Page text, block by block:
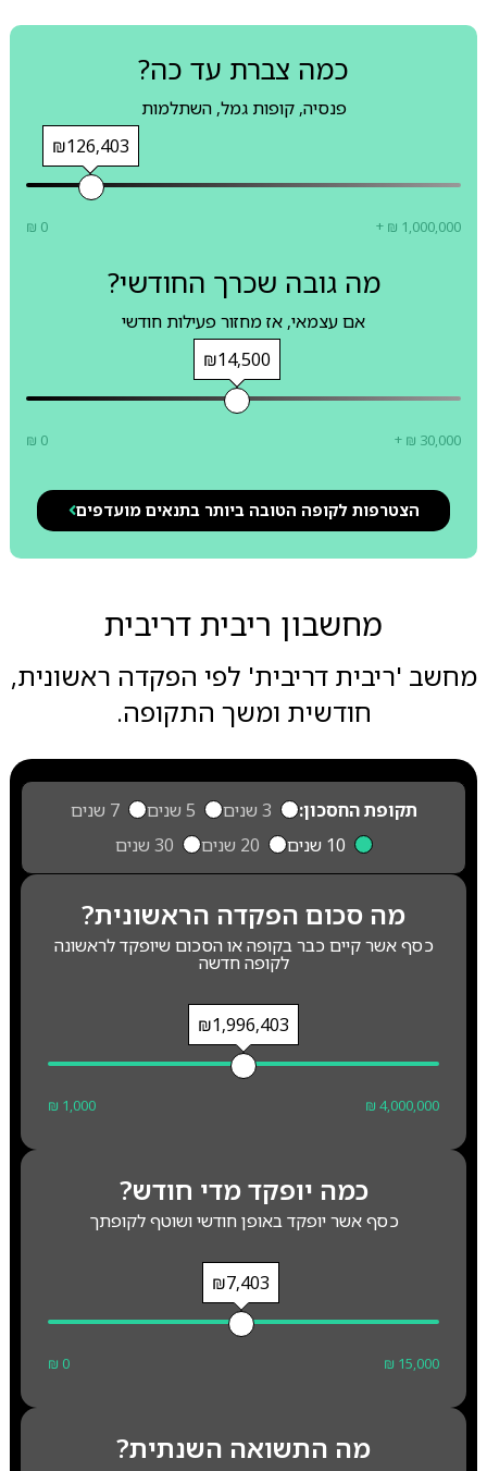
כמה צברת עד כה?
פנסיה, קופות גמל, השתלמות
₪126,403
₪ 0 + ₪ 1,000,000
מה גובה שכרך החודשי?
אם עצמאי, אז מחזור פעילות חודשי
₪14,500
₪ 0 + ₪ 30,000
הצטרפות לקופה הטובה ביותר בתנאים מועדפים
מחשבון ריבית דריבית
מחשב 'ריבית דריבית' לפי הפקדה ראשונית,
חודשית ומשך התקופה.
תקופת החסכון: 3 שנים 5 שנים
7 שנים
10 שנים
20 שנים 30 שנים
מה סכום הפקדה הראשונית?
כסף אשר קיים כבר בקופה או הסכום שיופקד לראשונה
לקופה חדשה
₪1,996,403
₪ 1,000 ₪ 4,000,000
כמה יופקד מדי חודש?
כסף אשר יופקד באופן חודשי ושוטף לקופתך
₪7,403
₪ 0 ₪ 15,000
מה התשואה השנתית?